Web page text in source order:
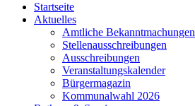
Startseite
Aktuelles
Amtliche Bekanntmachungen
Stellenausschreibungen
Ausschreibungen
Veranstaltungskalender
Bürgermagazin
Kommunalwahl 2026